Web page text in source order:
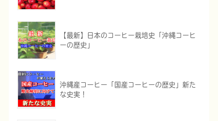
【最新】日本のコーヒー栽培史「沖縄コーヒ
ーの歴史」
沖縄産コーヒー「国産コーヒーの歴史」新た
な史実！